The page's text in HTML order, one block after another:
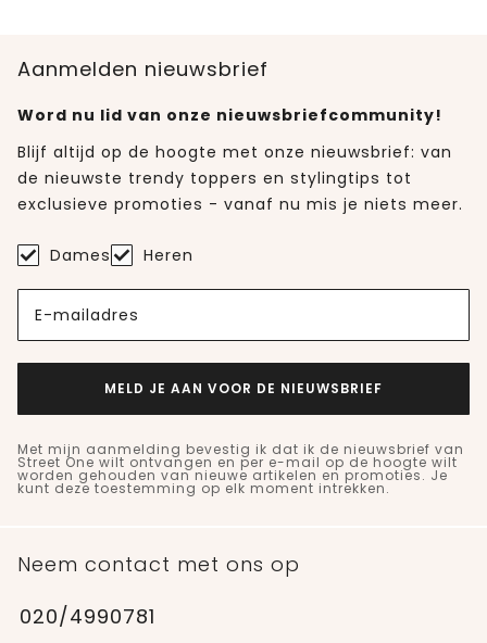
Aanmelden nieuwsbrief
Word nu lid van onze nieuwsbriefcommunity!
Blijf altijd op de hoogte met onze nieuwsbrief: van
de nieuwste trendy toppers en stylingtips tot
exclusieve promoties - vanaf nu mis je niets meer.
Dames Heren
E-mailadres
MELD JE AAN VOOR DE NIEUWSBRIEF
Met mijn aanmelding bevestig ik dat ik de nieuwsbrief van
Street One wilt ontvangen en per e-mail op de hoogte wilt
worden gehouden van nieuwe artikelen en promoties. Je
kunt deze toestemming op elk moment intrekken.
Neem contact met ons op
020/4990781